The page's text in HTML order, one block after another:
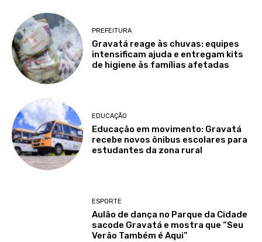
PREFEITURA
Gravatá reage às chuvas: equipes
intensificam ajuda e entregam kits
de higiene às famílias afetadas
EDUCAÇÃO
Educação em movimento: Gravatá
recebe novos ônibus escolares para
estudantes da zona rural
ESPORTE
Aulão de dança no Parque da Cidade
sacode Gravatá e mostra que “Seu
Verão Também é Aqui”